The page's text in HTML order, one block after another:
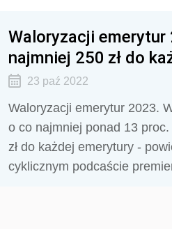
Waloryzacji emerytur
najmniej 250 zł do
23 paź 2022
Waloryzacji emerytur 2023.
o co najmniej ponad 13
zł do każdej emerytury -
cyklicznym podcaście